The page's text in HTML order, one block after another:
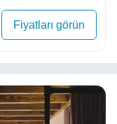
Fiyatları görün